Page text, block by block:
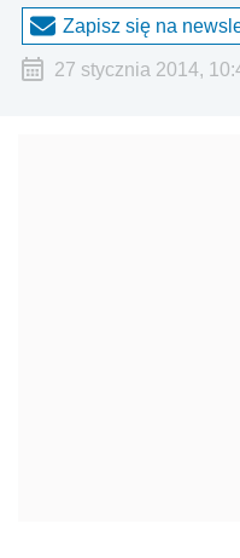
Zapisz się na
27 stycznia 2014,